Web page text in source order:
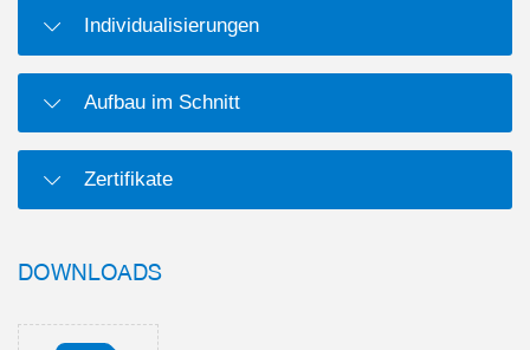
Individualisierungen
Aufbau im Schnitt
Zertifikate
DOWNLOADS